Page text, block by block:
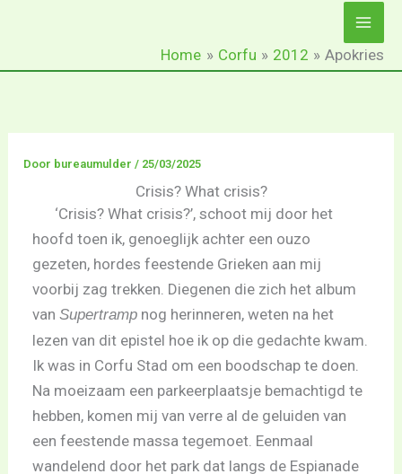
Home Corfu 2012 Apokries
Door bureaumulder/ 25/03/2025
Crisis? What crisis?
‘Crisis? What crisis?’, schoot mij door het
hoofd toen ik, genoeglijk achter een ouzo
gezeten, hordes feestende Grieken aan mij
voorbij zag trekken. Diegenen die zich het album
vanSupertramp nog herinneren, weten na het
lezen van dit epistel hoe ik op die gedachte kwam.
Ik was in Corfu Stad om een boodschap te doen.
Na moeizaam een parkeerplaatsje bemachtigd te
hebben, komen mij van verre al de geluiden van
een feestende massa tegemoet. Eenmaal
wandelend door het park dat langs de Espianade